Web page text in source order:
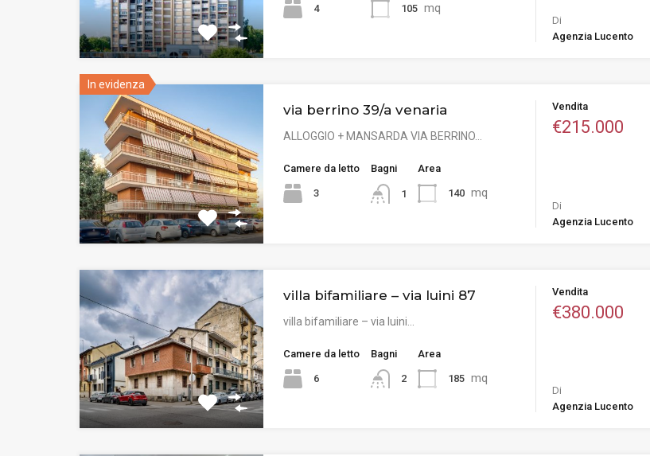
4 105 mq
Di
Agenzia Lucento
In evidenza
via berrino 39/a venaria
ALLOGGIO + MANSARDA VIA BERRINO…
Camere da letto
3
Bagni
1
Area
140 mq
Vendita
€215.000
Di
Agenzia Lucento
villa bifamiliare – via luini 87
villa bifamiliare – via luini…
Camere da letto
6
Bagni
2
Area
185 mq
Vendita
€380.000
Di
Agenzia Lucento